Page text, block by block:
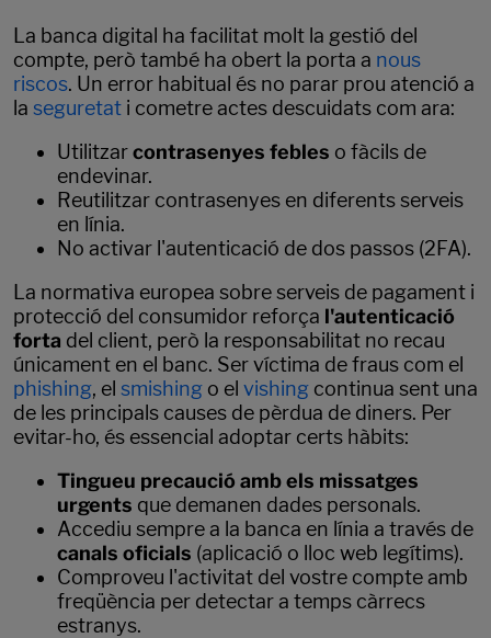
La banca digital ha facilitat molt la gestió del
compte, però també ha obert la porta a nous
riscos. Un error habitual és no parar prou atenció a
la seguretat i cometre actes descuidats com ara:
Utilitzarcontrasenyes febles o fàcils de
endevinar.
Reutilitzar contrasenyes en diferents serveis
en línia.
No activar l'autenticació de dos passos (2FA).
La normativa europea sobre serveis de pagament i
protecció del consumidor reforça l'autenticació
forta del client, però la responsabilitat no recau
únicament en el banc. Ser víctima de fraus com el
phishing, el smishing o el vishing continua sent una
de les principals causes de pèrdua de diners. Per
evitar-ho, és essencial adoptar certs hàbits:
Tingueu precaució amb els missatges
urgents que demanen dades personals.
Accediu sempre a la banca en línia a través de
canals oficials (aplicació o lloc web legítims).
Comproveu l'activitat del vostre compte amb
freqüència per detectar a temps càrrecs
estranys.